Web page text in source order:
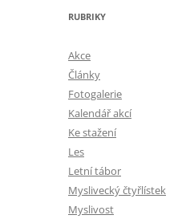
RUBRIKY
Akce
Články
Fotogalerie
Kalendář akcí
Ke stažení
Les
Letní tábor
Myslivecký čtyřlístek
Myslivost